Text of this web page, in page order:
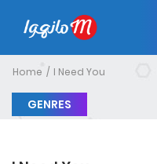
Home I Need You
GENRES